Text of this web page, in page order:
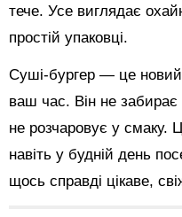
тече. Усе виглядає
простій упаковці.
Суші-бургер — це
ваш час. Він не забирає
не розчаровує у смаку.
навіть у будній день
щось справді цікаве,